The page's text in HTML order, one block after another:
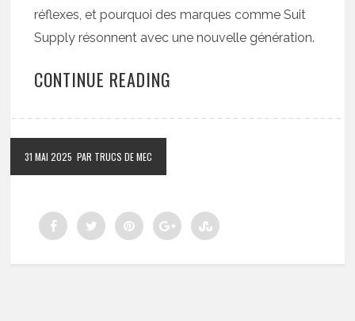
réflexes, et pourquoi des marques comme Suit
Supply résonnent avec une nouvelle génération.
CONTINUE READING
31 MAI 2025 PAR TRUCS DE MEC